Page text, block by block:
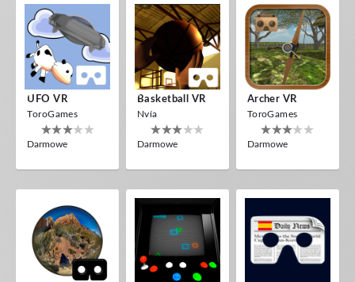
UFO VR
ToroGames
Darmowe
Basketball VR
Nvía
Darmowe
Archer VR
ToroGames
Darmowe